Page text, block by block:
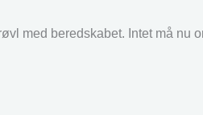
med beredskabet. Intet må nu